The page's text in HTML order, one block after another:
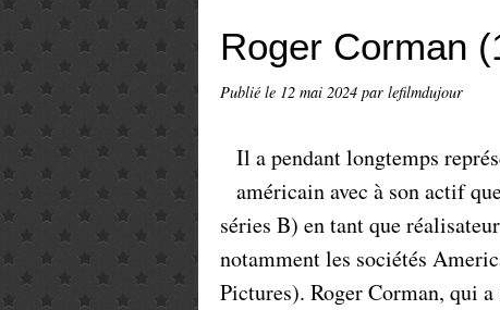
Roger Corman
Publié le 12 mai 2024 par lefilmdujour
Il a pendant longtemps
américain avec à son actif
séries B) en tant que
notamment les sociétés
Pictures). Roger Corman, qui